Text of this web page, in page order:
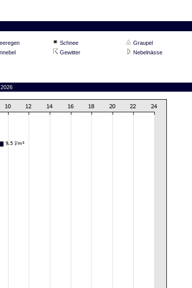
Schnee
Graupel
Gewitter
Nebelnässe